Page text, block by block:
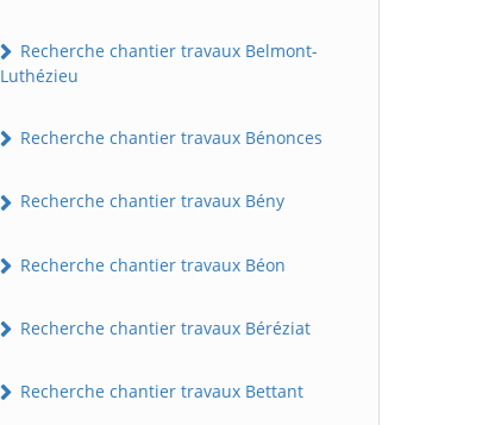
Recherche chantier travaux Belmont-
Luthézieu
Recherche chantier travaux Bénonces
Recherche chantier travaux Bény
Recherche chantier travaux Béon
Recherche chantier travaux Béréziat
Recherche chantier travaux Bettant